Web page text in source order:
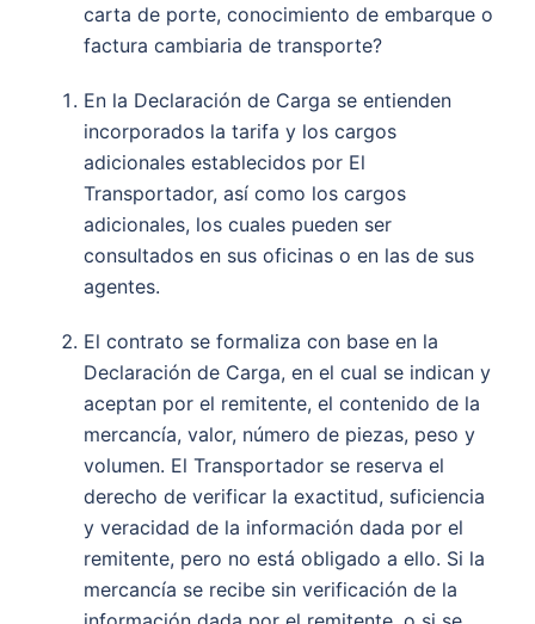
carta de porte, conocimiento de embarque o
factura cambiaria de transporte?
En la Declaración de Carga se entienden
incorporados la tarifa y los cargos
adicionales establecidos por El
Transportador, así como los cargos
adicionales, los cuales pueden ser
consultados en sus oficinas o en las de sus
agentes.
El contrato se formaliza con base en la
Declaración de Carga, en el cual se indican y
aceptan por el remitente, el contenido de la
mercancía, valor, número de piezas, peso y
volumen. El Transportador se reserva el
derecho de verificar la exactitud, suficiencia
y veracidad de la información dada por el
remitente, pero no está obligado a ello. Si la
mercancía se recibe sin verificación de la